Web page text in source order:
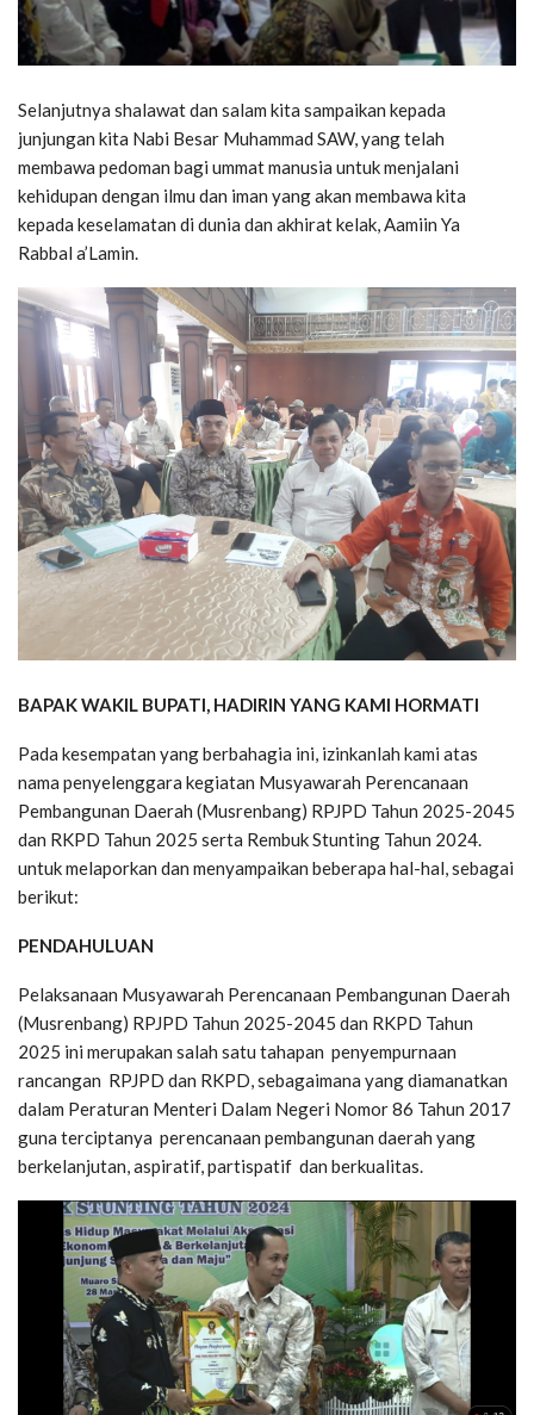
Selanjutnya shalawat dan salam kita sampaikan kepada
junjungan kita Nabi Besar Muhammad SAW, yang telah
membawa pedoman bagi ummat manusia untuk menjalani
kehidupan dengan ilmu dan iman yang akan membawa kita
kepada keselamatan di dunia dan akhirat kelak, Aamiin Ya
Rabbal a’Lamin.
BAPAK WAKIL BUPATI, HADIRIN YANG KAMI HORMATI
Pada kesempatan yang berbahagia ini, izinkanlah kami atas
nama penyelenggara kegiatan Musyawarah Perencanaan
Pembangunan Daerah (Musrenbang) RPJPD Tahun 2025-2045
dan RKPD Tahun 2025 serta Rembuk Stunting Tahun 2024.
untuk melaporkan dan menyampaikan beberapa hal-hal, sebagai
berikut:
PENDAHULUAN
Pelaksanaan Musyawarah Perencanaan Pembangunan Daerah
(Musrenbang) RPJPD Tahun 2025-2045 dan RKPD Tahun
2025 ini merupakan salah satu tahapan penyempurnaan
rancangan RPJPD dan RKPD, sebagaimana yang diamanatkan
dalam Peraturan Menteri Dalam Negeri Nomor 86 Tahun 2017
guna terciptanya perencanaan pembangunan daerah yang
berkelanjutan, aspiratif, partispatif dan berkualitas.